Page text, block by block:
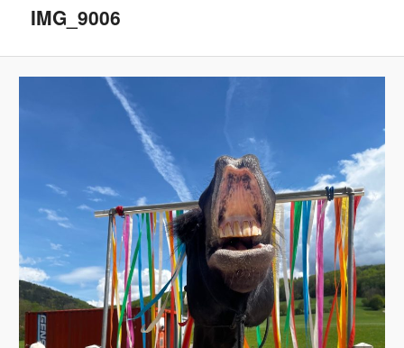
IMG_9006